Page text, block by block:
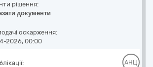
рішення:
документи
оскарження:
2026, 00:00
АНЦ